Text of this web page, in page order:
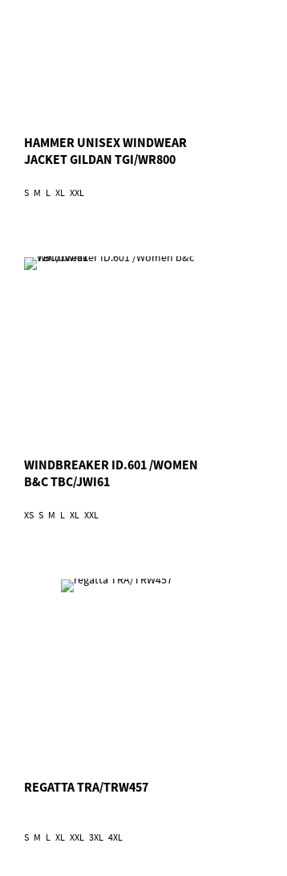
HAMMER UNISEX WINDWEAR
JACKET GILDAN TGI/WR800
S M L XL XXL
WINDBREAKER ID.601 /WOMEN
B&C TBC/JWI61
XS S M L XL XXL
REGATTA TRA/TRW457
S M L XL XXL 3XL 4XL